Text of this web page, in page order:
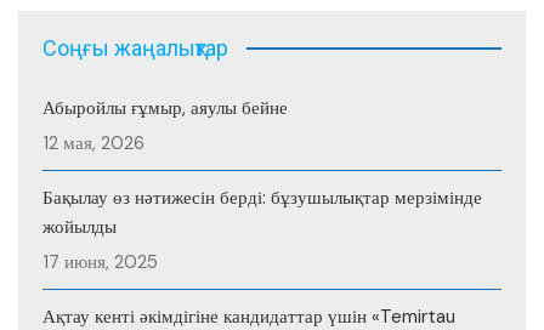
Соңғы жаңалықтар
Абыройлы ғұмыр, аяулы бейне
12 мая, 2026
Бақылау өз нәтижесін берді: бұзушылықтар мерзімінде
жойылды
17 июня, 2025
Ақтау кенті әкімдігіне кандидаттар үшін «Temirtau